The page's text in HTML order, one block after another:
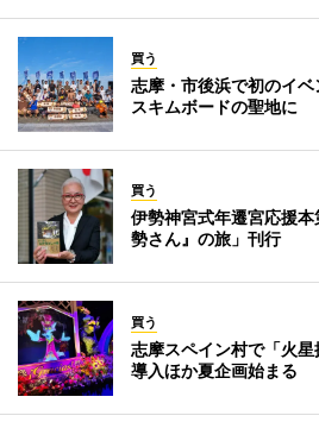
買う
志摩・市後浜で初のイ
スキムボードの聖地に
買う
伊勢神宮式年遷宮応援
勢さん』の旅」刊行
買う
志摩スペイン村で「火
導入ほか夏企画始まる